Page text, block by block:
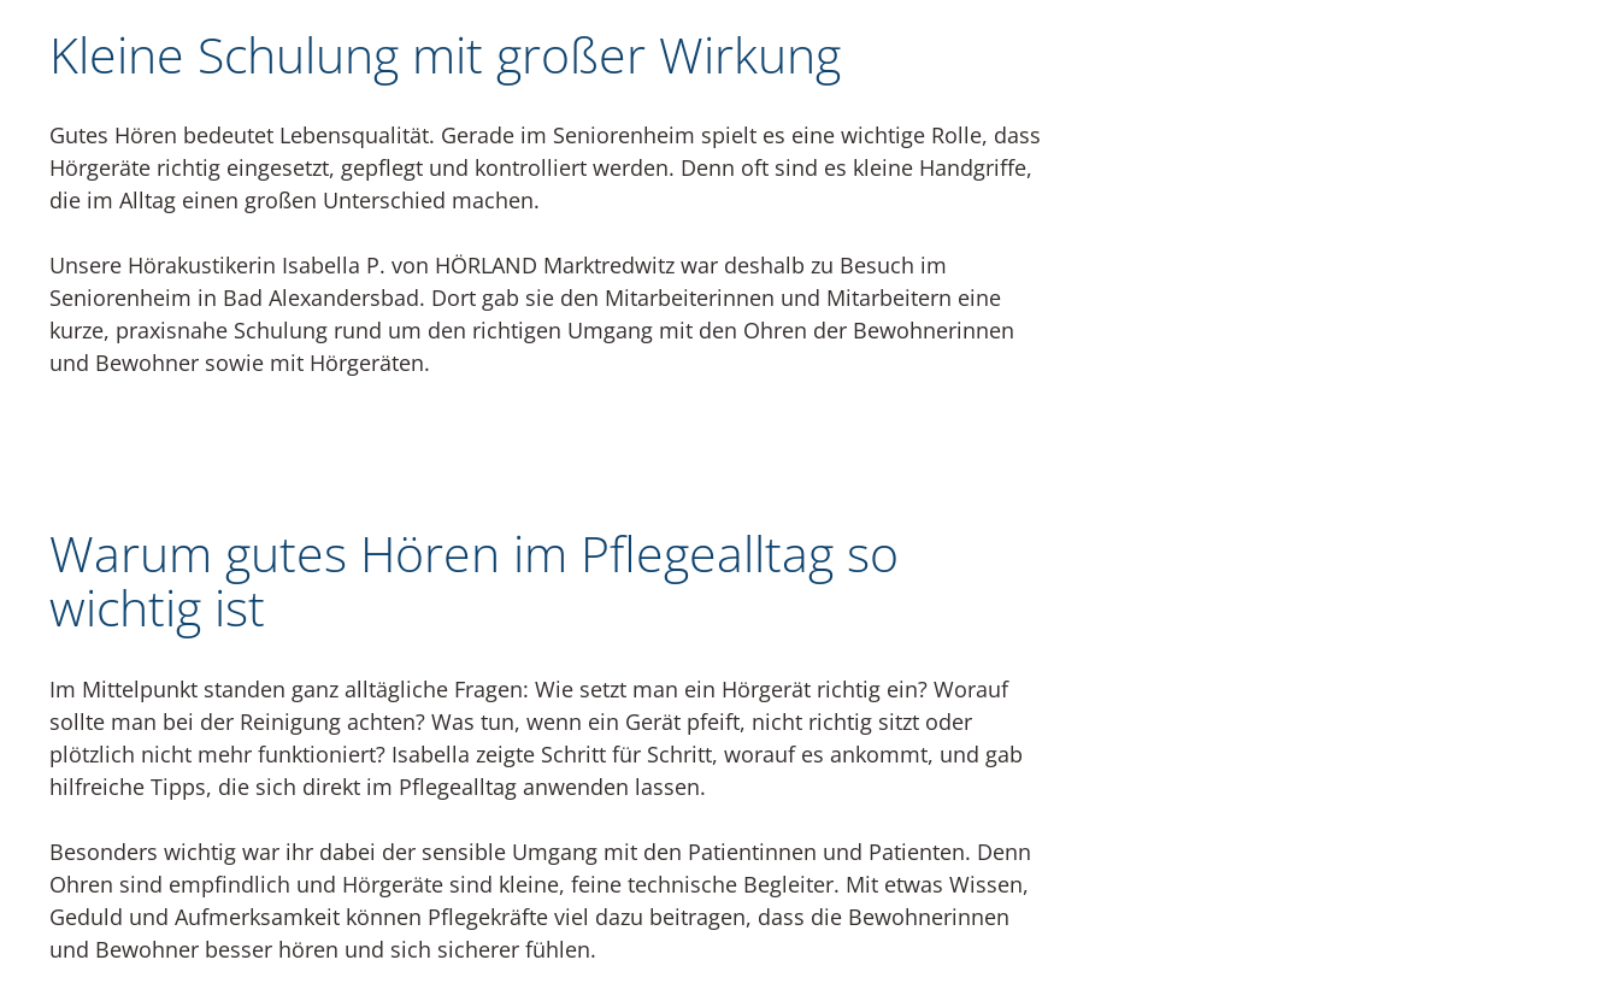
Kleine Schulung mit großer Wirkung
Gutes Hören bedeutet Lebensqualität. Gerade im Seniorenheim spielt es eine wichtige Rolle, dass
Hörgeräte richtig eingesetzt, gepflegt und kontrolliert werden. Denn oft sind es kleine Handgriffe,
die im Alltag einen großen Unterschied machen.
Unsere Hörakustikerin Isabella P. von HÖRLAND Marktredwitz war deshalb zu Besuch im
Seniorenheim in Bad Alexandersbad. Dort gab sie den Mitarbeiterinnen und Mitarbeitern eine
kurze, praxisnahe Schulung rund um den richtigen Umgang mit den Ohren der Bewohnerinnen
und Bewohner sowie mit Hörgeräten.
Warum gutes Hören im Pflegealltag so
wichtig ist
Im Mittelpunkt standen ganz alltägliche Fragen: Wie setzt man ein Hörgerät richtig ein? Worauf
sollte man bei der Reinigung achten? Was tun, wenn ein Gerät pfeift, nicht richtig sitzt oder
plötzlich nicht mehr funktioniert? Isabella zeigte Schritt für Schritt, worauf es ankommt, und gab
hilfreiche Tipps, die sich direkt im Pflegealltag anwenden lassen.
Besonders wichtig war ihr dabei der sensible Umgang mit den Patientinnen und Patienten. Denn
Ohren sind empfindlich und Hörgeräte sind kleine, feine technische Begleiter. Mit etwas Wissen,
Geduld und Aufmerksamkeit können Pflegekräfte viel dazu beitragen, dass die Bewohnerinnen
und Bewohner besser hören und sich sicherer fühlen.